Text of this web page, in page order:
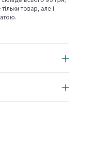
товар, але і